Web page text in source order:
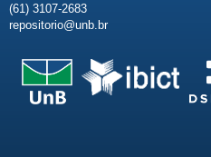
(61) 3107-2683
repositorio@unb.br